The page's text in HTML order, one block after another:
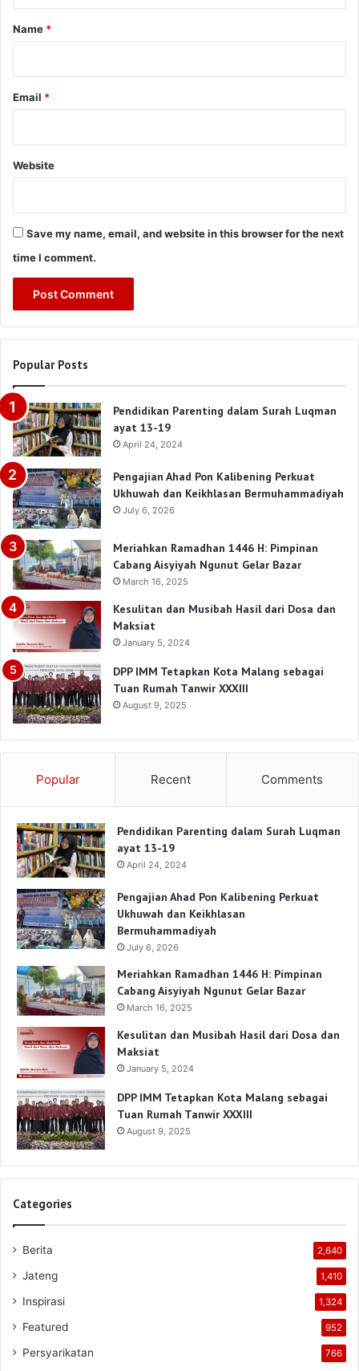
*
Name *
Email *
Website
Save my name, email, and website in this browser for the next
time I comment.
Popular Posts
Pendidikan Parenting dalam Surah Luqman
ayat 13-19
April 24, 2024
Pengajian Ahad Pon Kalibening Perkuat
Ukhuwah dan Keikhlasan Bermuhammadiyah
July 6, 2026
Meriahkan Ramadhan 1446 H: Pimpinan
Cabang Aisyiyah Ngunut Gelar Bazar
March 16, 2025
Kesulitan dan Musibah Hasil dari Dosa dan
Maksiat
January 5, 2024
DPP IMM Tetapkan Kota Malang sebagai
Tuan Rumah Tanwir XXXIII
August 9, 2025
Popular Recent Comments
Pendidikan Parenting dalam Surah Luqman
ayat 13-19
April 24, 2024
Pengajian Ahad Pon Kalibening Perkuat
Ukhuwah dan Keikhlasan
Bermuhammadiyah
July 6, 2026
Meriahkan Ramadhan 1446 H: Pimpinan
Cabang Aisyiyah Ngunut Gelar Bazar
March 16, 2025
Kesulitan dan Musibah Hasil dari Dosa dan
Maksiat
January 5, 2024
DPP IMM Tetapkan Kota Malang sebagai
Tuan Rumah Tanwir XXXIII
August 9, 2025
Categories
Berita 2,640
Jateng 1,410
Inspirasi 1,324
Featured 952
Persyarikatan 766